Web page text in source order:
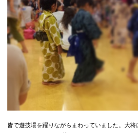
皆で遊技場を躍りながらまわっていました。大